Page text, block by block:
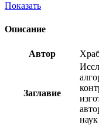
Показать
Описание
Автор
Заглавие